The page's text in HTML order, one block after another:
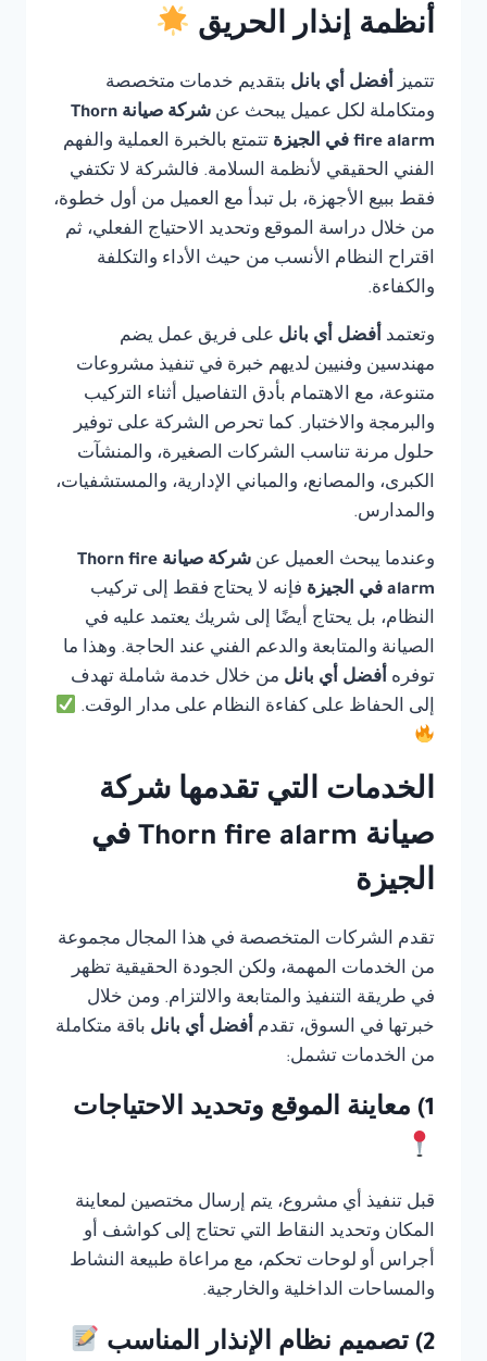
أنظمة إنذار الحريق
تتميز أفضل أي بانل بتقديم خدمات متخصصة
ومتكاملة لكل عميل يبحث عن
شركة صيانة Thorn
fire alarm في الجيزة
تتمتع بالخبرة العملية والفهم
الفني الحقيقي لأنظمة السلامة. فالشركة لا تكتفي
فقط ببيع الأجهزة، بل تبدأ مع العميل من أول خطوة،
من خلال دراسة الموقع وتحديد الاحتياج الفعلي، ثم
اقتراح النظام الأنسب من حيث الأداء والتكلفة
والكفاءة.
وتعتمد أفضل أي بانل على فريق عمل يضم
مهندسين وفنيين لديهم خبرة في تنفيذ مشروعات
متنوعة، مع الاهتمام بأدق التفاصيل أثناء التركيب
والبرمجة والاختبار. كما تحرص الشركة على توفير
حلول مرنة تناسب الشركات الصغيرة، والمنشآت
الكبرى، والمصانع، والمباني الإدارية، والمستشفيات،
والمدارس.
وعندما يبحث العميل عن
شركة صيانة Thorn fire
alarm في الجيزة
فإنه لا يحتاج فقط إلى تركيب
النظام، بل يحتاج أيضًا إلى شريك يعتمد عليه في
الصيانة والمتابعة والدعم الفني عند الحاجة. وهذا ما
توفره أفضل أي بانل من خلال خدمة شاملة تهدف
إلى الحفاظ على كفاءة النظام على مدار الوقت.
الخدمات التي تقدمها شركة
صيانة Thorn fire alarm في
الجيزة
تقدم الشركات المتخصصة في هذا المجال مجموعة
من الخدمات المهمة، ولكن الجودة الحقيقية تظهر
في طريقة التنفيذ والمتابعة والالتزام. ومن خلال
خبرتها في السوق، تقدم أفضل أي بانل باقة متكاملة
من الخدمات تشمل:
1) معاينة الموقع وتحديد الاحتياجات
قبل تنفيذ أي مشروع، يتم إرسال مختصين لمعاينة
المكان وتحديد النقاط التي تحتاج إلى كواشف أو
أجراس أو لوحات تحكم، مع مراعاة طبيعة النشاط
والمساحات الداخلية والخارجية.
2) تصميم نظام الإنذار المناسب